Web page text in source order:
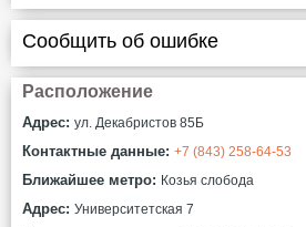
Сообщить об ошибке
Расположение
Адрес: ул. Декабристов 85Б
Контактные данные: +7 (843) 258-64-53
Ближайшее метро: Козья слобода
Адрес: Университетская 7